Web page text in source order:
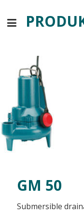
GM 50
Submersible